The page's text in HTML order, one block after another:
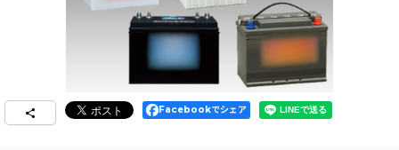
Facebookでシェア